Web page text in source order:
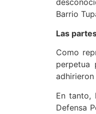
Barrio
Las
Como
perpetua
En tanto,
Defensa